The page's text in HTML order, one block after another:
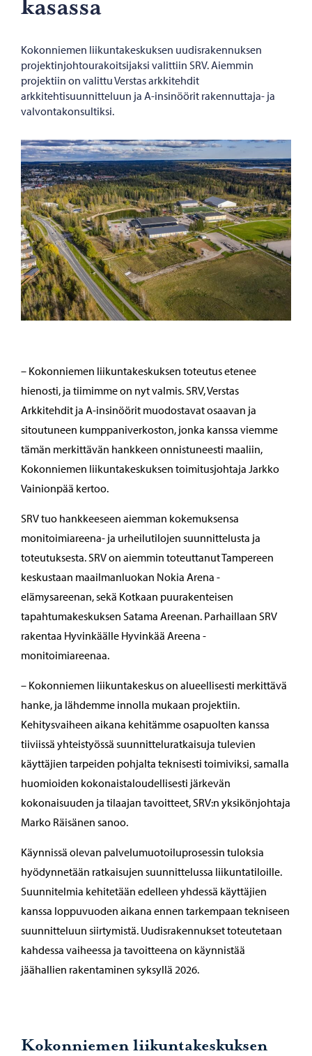
ka­sas­sa
Kokonniemen liikuntakeskuksen uudisrakennuksen
projektinjohtourakoitsijaksi valittiin SRV. Aiemmin
projektiin on valittu Verstas arkkitehdit
arkkitehtisuunnitteluun ja A-insinöörit rakennuttaja- ja
valvontakonsultiksi.
– Kokonniemen liikuntakeskuksen toteutus etenee
hienosti, ja tiimimme on nyt valmis. SRV, Verstas
Arkkitehdit ja A-insinöörit muodostavat osaavan ja
sitoutuneen kumppaniverkoston, jonka kanssa viemme
tämän merkittävän hankkeen onnistuneesti maaliin,
Kokonniemen liikuntakeskuksen toimitusjohtaja Jarkko
Vainionpää kertoo.
SRV tuo hankkeeseen aiemman kokemuksensa
monitoimiareena- ja urheilutilojen suunnittelusta ja
toteutuksesta. SRV on aiemmin toteuttanut Tampereen
keskustaan maailmanluokan Nokia Arena -
elämysareenan, sekä Kotkaan puurakenteisen
tapahtumakeskuksen Satama Areenan. Parhaillaan SRV
rakentaa Hyvinkäälle Hyvinkää Areena -
monitoimiareenaa.
– Kokonniemen liikuntakeskus on alueellisesti merkittävä
hanke, ja lähdemme innolla mukaan projektiin.
Kehitysvaiheen aikana kehitämme osapuolten kanssa
tiiviissä yhteistyössä suunnitteluratkaisuja tulevien
käyttäjien tarpeiden pohjalta teknisesti toimiviksi, samalla
huomioiden kokonaistaloudellisesti järkevän
kokonaisuuden ja tilaajan tavoitteet, SRV:n yksikönjohtaja
Marko Räisänen sanoo.
Käynnissä olevan palvelumuotoiluprosessin tuloksia
hyödynnetään ratkaisujen suunnittelussa liikuntatiloille.
Suunnitelmia kehitetään edelleen yhdessä käyttäjien
kanssa loppuvuoden aikana ennen tarkempaan tekniseen
suunnitteluun siirtymistä. Uudisrakennukset toteutetaan
kahdessa vaiheessa ja tavoitteena on käynnistää
jäähallien rakentaminen syksyllä 2026.
Kokonniemen liikuntakeskuksen